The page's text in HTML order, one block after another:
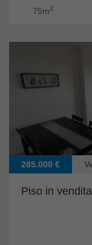
75m2
285.000 €
Piso in